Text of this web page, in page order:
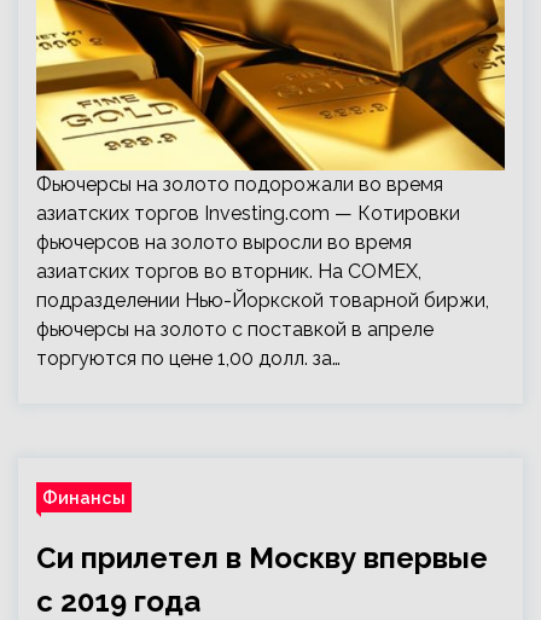
Фьючерсы на золото подорожали во время
азиатских торгов Investing.com — Котировки
фьючерсов на золото выросли во время
азиатских торгов во вторник. На COMEX,
подразделении Нью-Йоркской товарной биржи,
фьючерсы на золото с поставкой в апреле
торгуются по цене 1,00 долл. за…
Финансы
Си прилетел в Москву впервые
с 2019 года